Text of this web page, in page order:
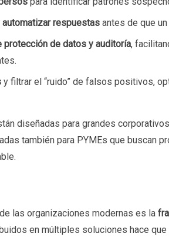
respuestas antes de que
protección de datos y auditoría,
y filtrar el “ruido” de falsos positivos,
diseñadas para grandes
también para PYMEs que buscan
las organizaciones modernas es la
en múltiples soluciones hace